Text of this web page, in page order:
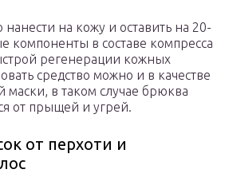
на кожу и оставить на 20-
компоненты в составе компресса
регенерации кожных
средство можно и в качестве
маски, в таком случае брюква
от прыщей и угрей.
от перхоти и